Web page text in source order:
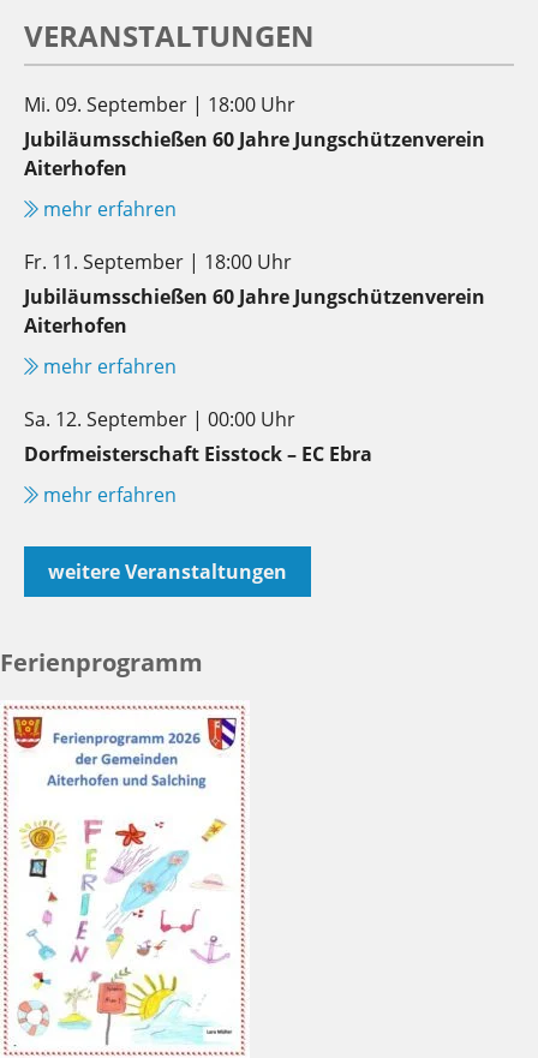
VERANSTALTUNGEN
Mi. 09. September | 18:00 Uhr
Jubiläumsschießen 60 Jahre Jungschützenverein
Aiterhofen
mehr erfahren
Fr. 11. September | 18:00 Uhr
Jubiläumsschießen 60 Jahre Jungschützenverein
Aiterhofen
mehr erfahren
Sa. 12. September | 00:00 Uhr
Dorfmeisterschaft Eisstock – EC Ebra
mehr erfahren
weitere Veranstaltungen
Ferienprogramm